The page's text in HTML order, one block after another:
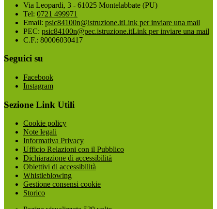
Via Leopardi, 3 - 61025 Montelabbate (PU)
Tel: 0721 499971
Email: psic84100n@istruzione.itLink per inviare una mail
PEC: psic84100n@pec.istruzione.itLink per inviare una mail
C.F.: 80006030417
Seguici su
Facebook
Instagram
Sezione Link Utili
Cookie policy
Note legali
Informativa Privacy
Ufficio Relazioni con il Pubblico
Dichiarazione di accessibilità
Obiettivi di accessibilità
Whistleblowing
Gestione consensi cookie
Storico